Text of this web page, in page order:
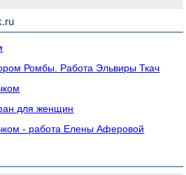
Ромбы. Работа Эльвиры Ткач
для женщин
- работа Елены Аферовой